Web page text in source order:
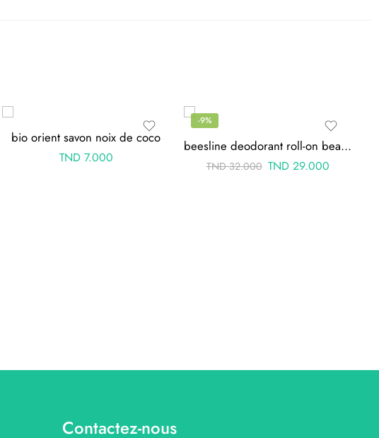
bio orient savon noix de coco
TND7.000
-9%
beesline deodorant roll-on beauty pearl 4en1 50ml
TND32.000 TND29.000
Contactez-nous